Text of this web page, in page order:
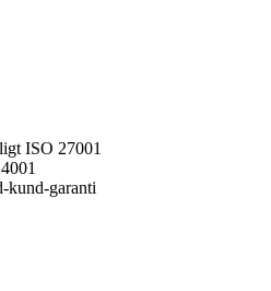
ISO 27001
kund-garanti